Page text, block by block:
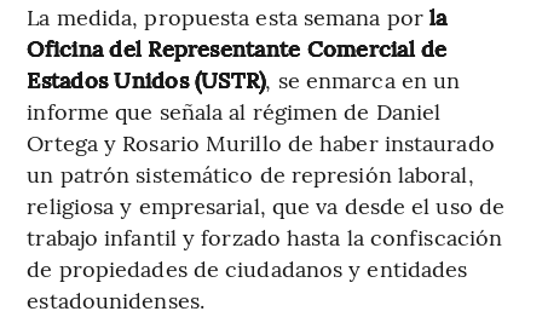
La medida, propuesta esta semana por la
Oficina del Representante Comercial de
Estados Unidos (USTR), se enmarca en un
informe que señala al régimen de Daniel
Ortega y Rosario Murillo de haber instaurado
un patrón sistemático de represión laboral,
religiosa y empresarial, que va desde el uso de
trabajo infantil y forzado hasta la confiscación
de propiedades de ciudadanos y entidades
estadounidenses.